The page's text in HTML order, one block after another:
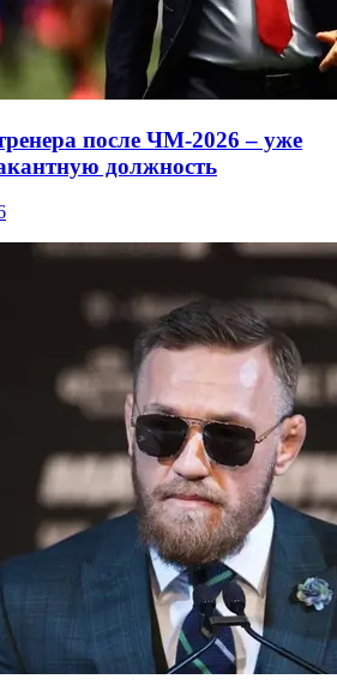
после ЧМ-2026 – уже
должность